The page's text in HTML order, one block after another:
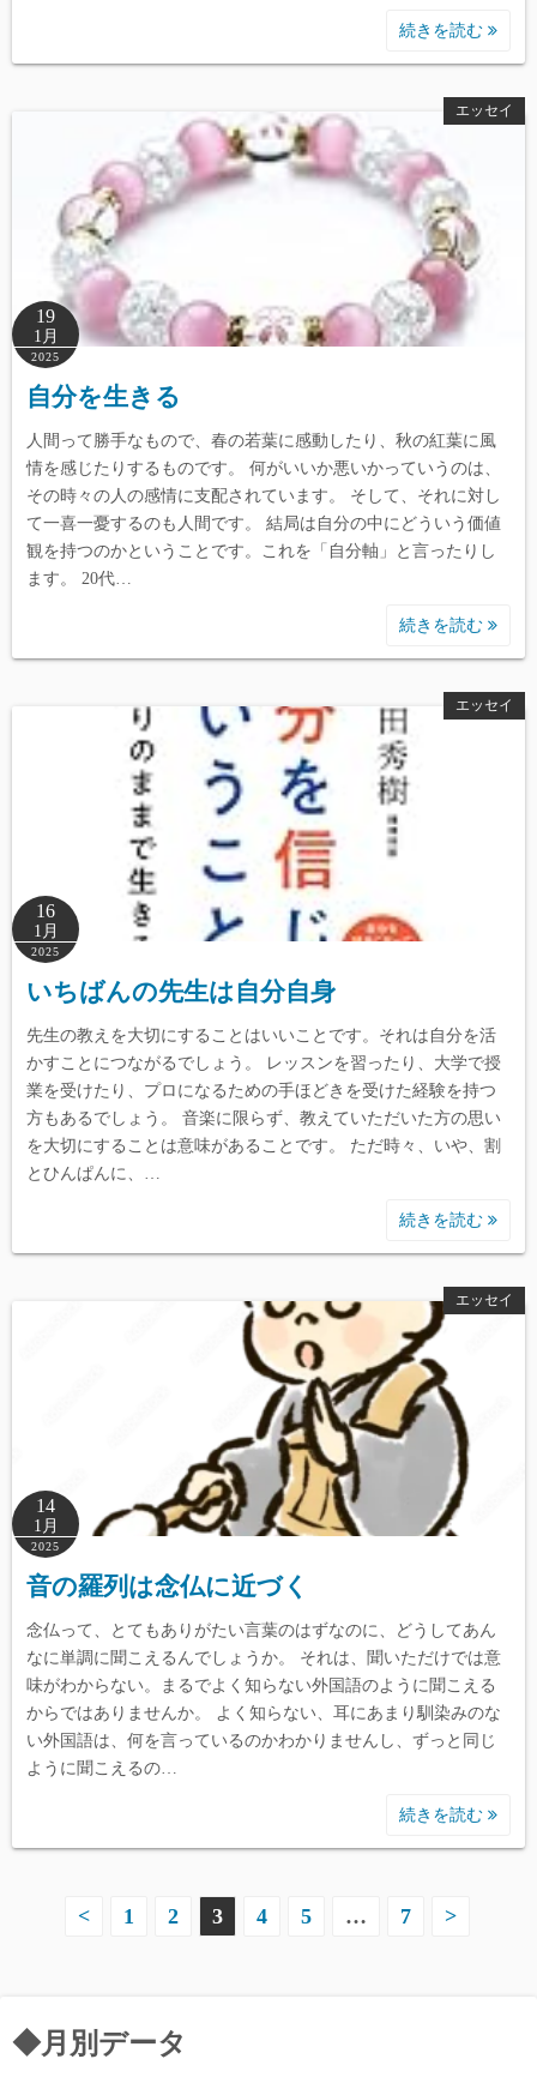
続きを読む
エッセイ
19
1月
2025
自分を生きる
人間って勝手なもので、春の若葉に感動したり、秋の紅葉に風
情を感じたりするものです。 何がいいか悪いかっていうのは、
その時々の人の感情に支配されています。 そして、それに対し
て一喜一憂するのも人間です。 結局は自分の中にどういう価値
観を持つのかということです。これを「自分軸」と言ったりし
ます。 20代…
続きを読む
エッセイ
16
1月
2025
いちばんの先生は自分自身
先生の教えを大切にすることはいいことです。それは自分を活
かすことにつながるでしょう。 レッスンを習ったり、大学で授
業を受けたり、プロになるための手ほどきを受けた経験を持つ
方もあるでしょう。 音楽に限らず、教えていただいた方の思い
を大切にすることは意味があることです。 ただ時々、いや、割
とひんぱんに、…
続きを読む
エッセイ
14
1月
2025
音の羅列は念仏に近づく
念仏って、とてもありがたい言葉のはずなのに、どうしてあん
なに単調に聞こえるんでしょうか。 それは、聞いただけでは意
味がわからない。まるでよく知らない外国語のように聞こえる
からではありませんか。 よく知らない、耳にあまり馴染みのな
い外国語は、何を言っているのかわかりませんし、ずっと同じ
ように聞こえるの…
続きを読む
ペ
< 1 2 3 4 5 … 7 >
◆月別データ